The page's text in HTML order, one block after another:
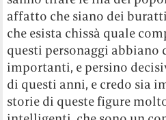
affatto che siano dei
che esista chissà quale
questi personaggi
importanti, e persino
di questi anni, e credo sia
storie di queste figure